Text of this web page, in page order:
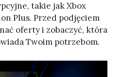
takie jak Xbox
Plus. Przed podjęciem
oferty i zobaczyć, która
Twoim potrzebom.